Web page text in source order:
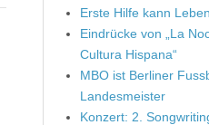
Erste Hilfe kann
Eindrücke von „La
Cultura Hispana“
MBO ist Berliner
Landesmeister
Konzert: 2.